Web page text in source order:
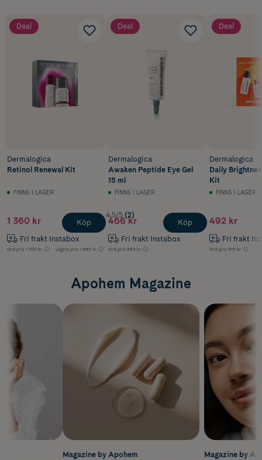
Deal
Dermalogica
Retinol Renewal Kit
FINNS I LAGER
1 360 kr
Fri frakt Instabox
Ord.pris 1 700 kr Lägsta pris 1 683 kr
Köp
Deal
Dermalogica
Awaken Peptide Eye Gel
15 ml
FINNS I LAGER
4.5/5 (2)
466 kr
Fri frakt Instabox
Ord.pris 583 kr
Köp
Deal
Dermalogica
Daily
Kit
FINNS I LAGER
492 kr
Fri frakt
Ord.pris 615 kr
Apohem Magazine
Magazine by
Magazine by Apohem